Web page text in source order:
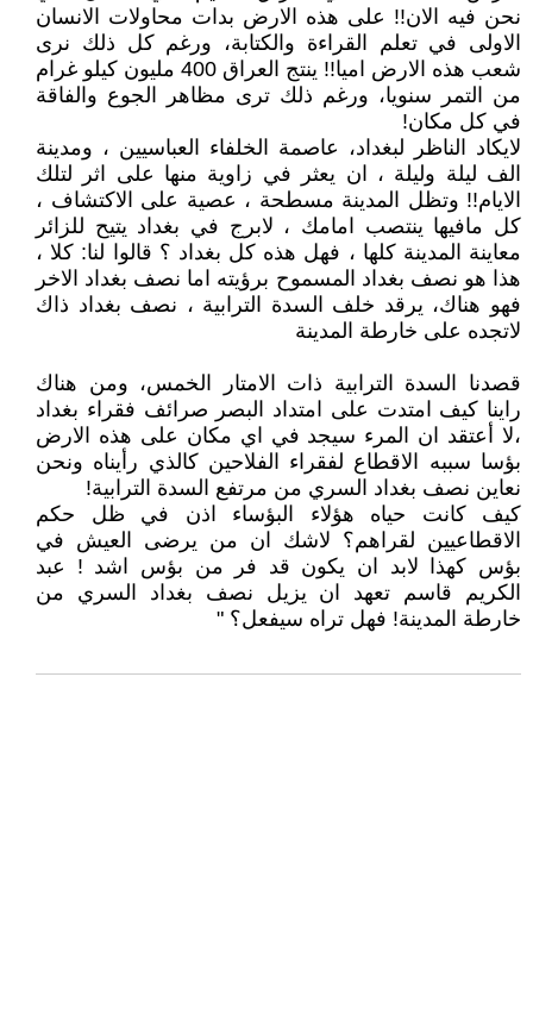
نحن فيه الان!! على هذه الارض بدات محاولات الانسان
الاولى في تعلم القراءة والكتابة، ورغم كل ذلك نرى
شعب هذه الارض اميا!! ينتج العراق 400 مليون كيلو غرام
من التمر سنويا، ورغم ذلك ترى مظاهر الجوع والفاقة
في كل مكان!
لايكاد الناظر لبغداد، عاصمة الخلفاء العباسيين ، ومدينة
الف ليلة وليلة ، ان يعثر في زاوية منها على اثر لتلك
الايام!! وتظل المدينة مسطحة ، عصية على الاكتشاف ،
كل مافيها ينتصب امامك ، لابرج في بغداد يتيح للزائر
معاينة المدينة كلها ، فهل هذه كل بغداد ؟ قالوا لنا: كلا ،
هذا هو نصف بغداد المسموح برؤيته اما نصف بغداد الاخر
فهو هناك، يرقد خلف السدة الترابية ، نصف بغداد ذاك
لاتجده على خارطة المدينة
قصدنا السدة الترابية ذات الامتار الخمس، ومن هناك
راينا كيف امتدت على امتداد البصر صرائف فقراء بغداد
،لا أعتقد ان المرء سيجد في اي مكان على هذه الارض
بؤسا سببه الاقطاع لفقراء الفلاحين كالذي رأيناه ونحن
نعاين نصف بغداد السري من مرتفع السدة الترابية!
كيف كانت حياه هؤلاء البؤساء اذن في ظل حكم
الاقطاعيين لقراهم؟ لاشك ان من يرضى العيش في
بؤس كهذا لابد ان يكون قد فر من بؤس اشد ! عبد
الكريم قاسم تعهد ان يزيل نصف بغداد السري من
خارطة المدينة! فهل تراه سيفعل؟ "